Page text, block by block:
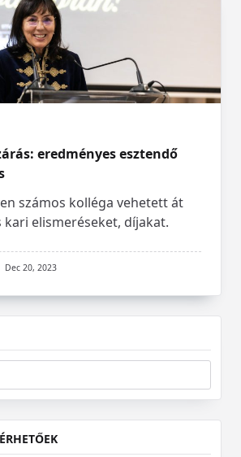
eredményes esztendő
számos kolléga vehetett át
kari elismeréseket, díjakat.
Dec 20, 2023